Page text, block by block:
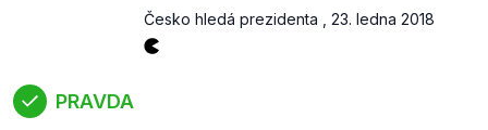
Miloše Zemana): tedy zastavit migraci již na
vnějších hranicích. Riziko příchodu nelegálních
posílením tajných služeb a důslednější identifikací
příchozích.
Česko hledá prezidenta 23. ledna 2018
PRAVDA